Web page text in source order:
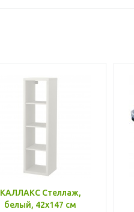
КАЛЛАКС Стеллаж,
белый, 42x147 см